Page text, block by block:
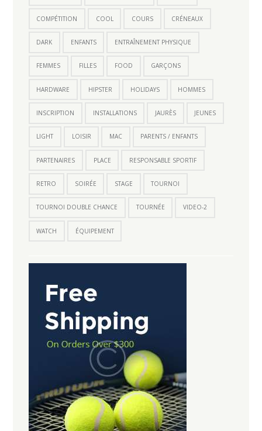
COMPÉTITION COOL COURS CRÉNEAUX
DARK ENFANTS ENTRAÎNEMENT PHYSIQUE
FEMMES FILLES FOOD GARÇONS
HARDWARE HIPSTER HOLIDAYS HOMMES
INSCRIPTION INSTALLATIONS JAURÈS JEUNES
LIGHT LOISIR MAC PARENTS / ENFANTS
PARTENAIRES PLACE RESPONSABLE SPORTIF
RETRO SOIRÉE STAGE TOURNOI
TOURNOI DOUBLE CHANCE TOURNÉE VIDEO-2
WATCH ÉQUIPEMENT